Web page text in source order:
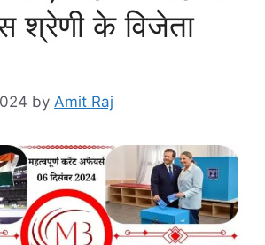
श्रेणी के विजेता
by Amit Raj